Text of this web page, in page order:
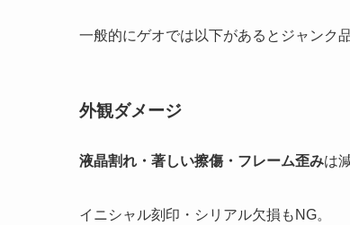
一般的にゲオでは以下があるとジャンク
外観ダメージ
液晶割れ・著しい擦傷・フレーム歪みは
イニシャル刻印・シリアル欠損もNG。